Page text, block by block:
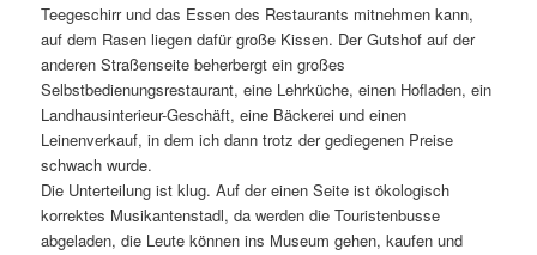
Teegeschirr und das Essen des Restaurants mitnehmen kann,
auf dem Rasen liegen dafür große Kissen. Der Gutshof auf der
anderen Straßenseite beherbergt ein großes
Selbstbedienungsrestaurant, eine Lehrküche, einen Hofladen, ein
Landhausinterieur-Geschäft, eine Bäckerei und einen
Leinenverkauf, in dem ich dann trotz der gediegenen Preise
schwach wurde.
Die Unterteilung ist klug. Auf der einen Seite ist ökologisch
korrektes Musikantenstadl, da werden die Touristenbusse
abgeladen, die Leute können ins Museum gehen, kaufen und